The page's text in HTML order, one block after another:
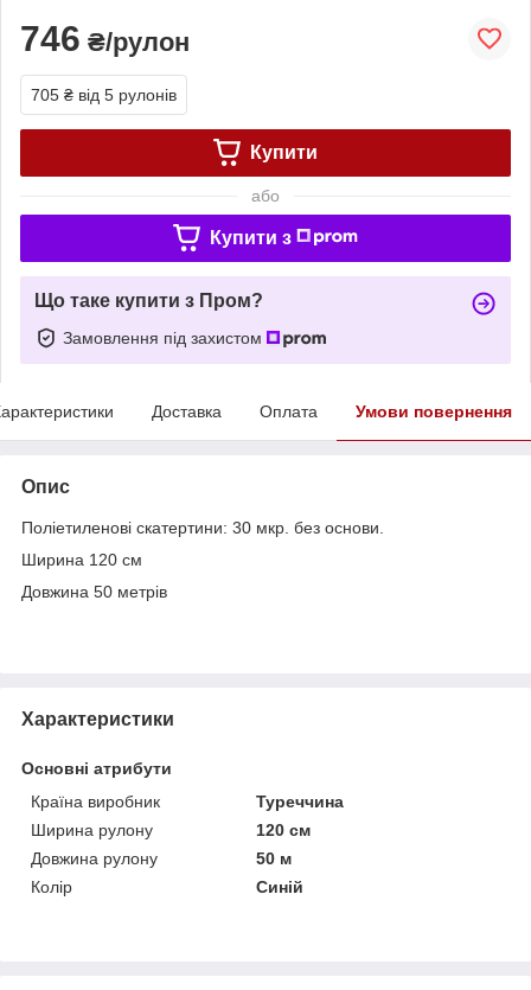
746 ₴/рулон
705 ₴ від 5 рулонів
Купити
або
Купити з
Що таке купити з Пром?
Замовлення під захистом
Доставка Оплата Умови повернення
Опис
Поліетиленові скатертини: 30 мкр. без основи.
Ширина 120 см
Довжина 50 метрів
Характеристики
Основні атрибути
Країна виробник
Туреччина
Ширина рулону
120 см
Довжина рулону
50 м
Колір
Синій